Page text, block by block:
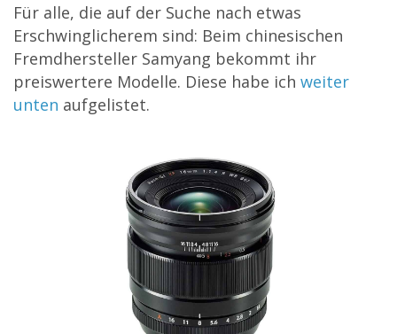
Für alle, die auf der Suche nach etwas
Erschwinglicherem sind: Beim chinesischen
Fremdhersteller Samyang bekommt ihr
preiswertere Modelle. Diese habe ich weiter
unten aufgelistet.